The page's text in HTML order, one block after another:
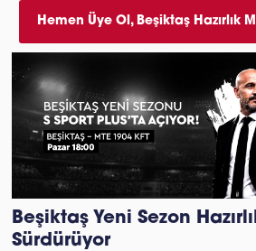
Hemen Üye Ol, Beşiktaş Hazırlık
Beşiktaş Yeni Sezon
Sürdürüyor